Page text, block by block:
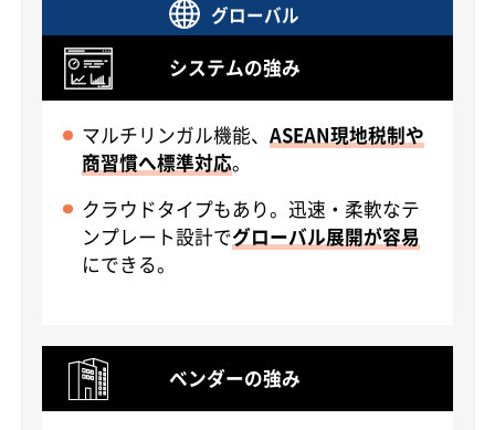
グローバル
システムの強み
マルチリンガル機能、ASEAN現地税制や
商習慣へ標準対応。
クラウドタイプもあり。迅速・柔軟なテ
ンプレート設計でグローバル展開が容易
にできる。
ベンダーの強み